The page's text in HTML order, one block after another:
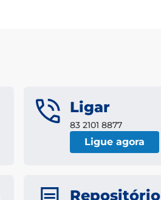
Ligar
83 2101 8877
Ligue agora
Repositório